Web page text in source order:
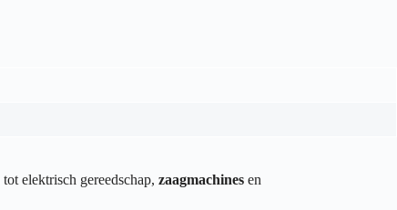
tot elektrisch gereedschap, zaagmachines en